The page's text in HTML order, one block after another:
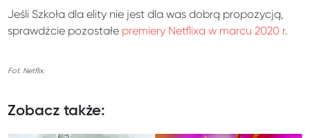
Jeśli Szkoła dla elity nie jest dla was dobrą propozycją,
sprawdźcie pozostałe premiery Netflixa w marcu 2020 r.
Fot. Netflix.
Zobacz także: